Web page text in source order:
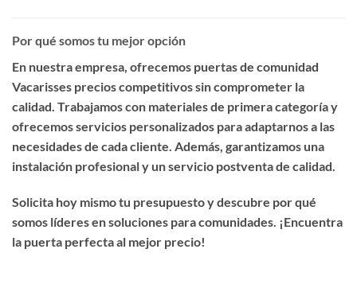
Por qué somos tu mejor opción
En nuestra empresa, ofrecemos puertas de comunidad
Vacarisses precios competitivossin comprometer la
calidad. Trabajamos con materiales de primera categoría y
ofrecemos servicios personalizados para adaptarnos a las
necesidades de cada cliente. Además, garantizamos una
instalación profesional y un servicio postventa de calidad.
Solicita hoy mismo tu presupuesto y descubre por qué
somos líderes en soluciones para comunidades. ¡Encuentra
la puerta perfecta al mejor precio!